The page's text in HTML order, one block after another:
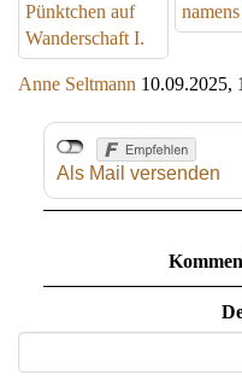
Pünktchen auf
Wanderschaft I.
Anne Seltmann 10.09.2025,
Als Mail versenden